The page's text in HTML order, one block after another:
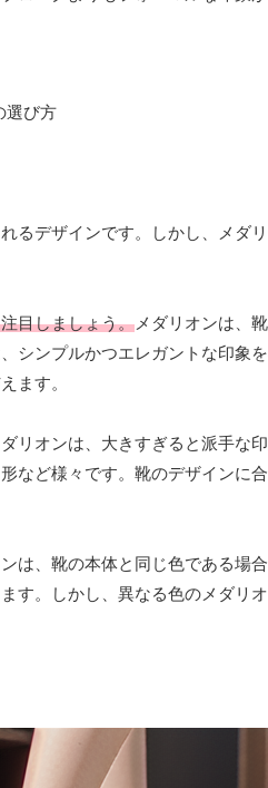
るデザインです。しかし、メダ
目しましょう。 メダリオンは、
シンプルかつエレガントな印象
ます。
ダリオンは、大きすぎると派手な
など様々です。靴のデザインに
ンは、靴の本体と同じ色である場
す。しかし、異なる色のメダリ